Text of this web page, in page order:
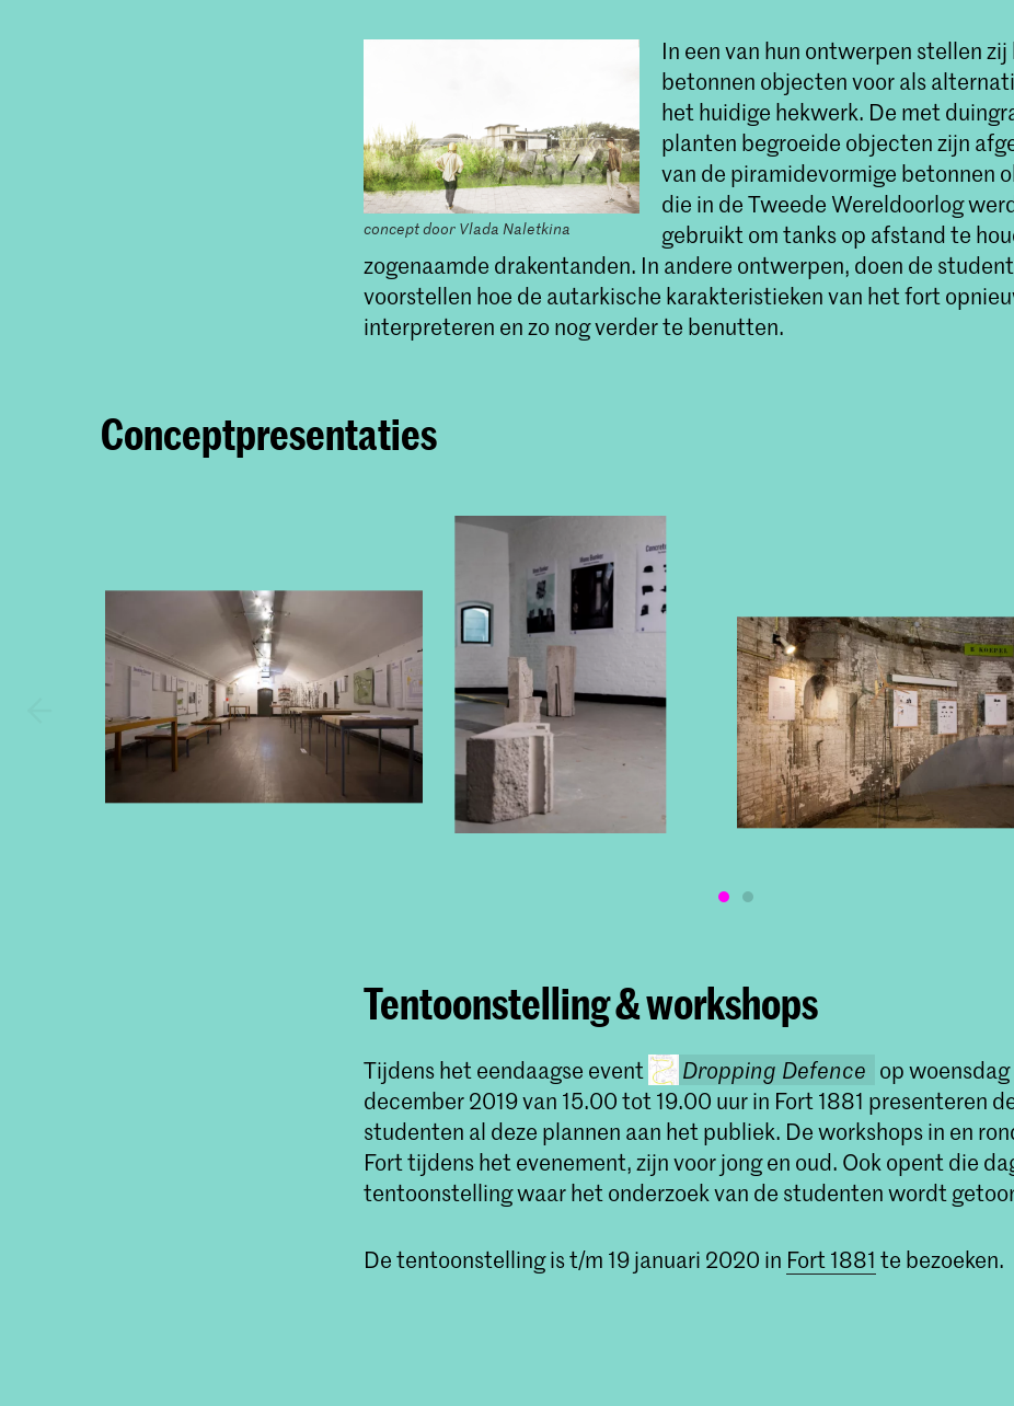
concept door Vlada Naletkina
In een van hun ontwerpen stellen zij
betonnen objecten voor als
het huidige hekwerk. De met
planten begroeide objecten zijn
van de piramidevormige betonnen
die in de Tweede Wereldoorlog
gebruikt om tanks op afstand te
zogenaamde drakentanden. In andere ontwerpen, doen de
voorstellen hoe de autarkische karakteristieken van het fort
interpreteren en zo nog verder te benutten.
Conceptpresentaties
Tentoonstelling & workshops
Tijdens het eendaagse event Dropping Defence op woensdag
december 2019 van 15.00 tot 19.00 uur in Fort 1881 presenteren
studenten al deze plannen aan het publiek. De workshops in en
Fort tijdens het evenement, zijn voor jong en oud. Ook opent die
tentoonstelling waar het onderzoek van de studenten wordt
De tentoonstelling is t/m 19 januari 2020 in Fort 1881 te bezoeken.